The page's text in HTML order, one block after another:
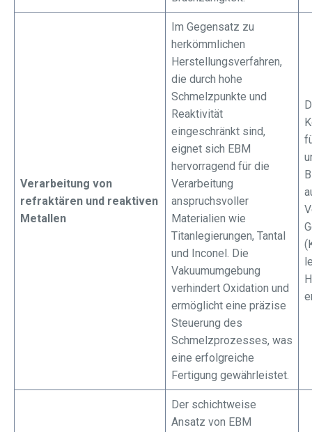
Verarbeitung von
refraktären und reaktiven
Metallen
Im Gegensatz zu
herkömmlichen
Herstellungsverfahren,
die durch hohe
Schmelzpunkte und
Reaktivität
eingeschränkt sind,
eignet sich EBM
hervorragend für die
Verarbeitung
anspruchsvoller
Materialien wie
Titanlegierungen, Tantal
und Inconel. Die
Vakuumumgebung
verhindert Oxidation und
ermöglicht eine präzise
Steuerung des
Schmelzprozesses, was
eine erfolgreiche
Fertigung gewährleistet.
Der schichtweise
Ansatz von EBM